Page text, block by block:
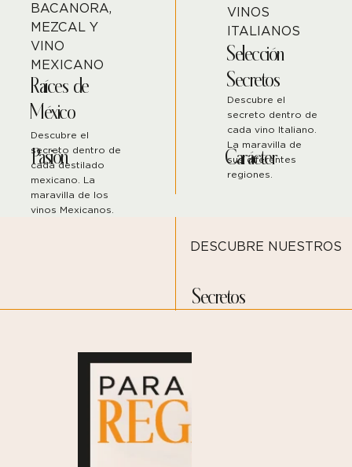
BACANORA,
MEZCAL Y
VINO
MEXICANO
Raíces de
México
Descubre el
secreto dentro de
cada destilado
mexicano. La
maravilla de los
vinos Mexicanos.
Pasión
VINOS
ITALIANOS
Selección
Secretos
Descubre el
secreto dentro de
cada vino Italiano.
La maravilla de
sus diferentes
regiones.
Carácter
Secretos
DESCUBRE NUESTROS